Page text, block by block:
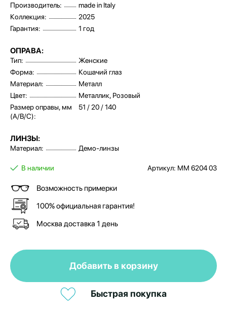
Производитель:
made in Italy
Коллекция:
2025
Гарантия:
1 год
ОПРАВА:
Тип:
Женские
Форма:
Кошачий глаз
Материал:
Металл
Цвет:
Металлик, Розовый
Размер оправы, мм
(A/B/C):
51 / 20 / 140
ЛИНЗЫ:
Материал: Демо-линзы
В наличии Артикул: MM 6204 03
Возможность примерки
100% официальная гарантия!
Москва доставка 1 день
Добавить в корзину
Быстрая покупка